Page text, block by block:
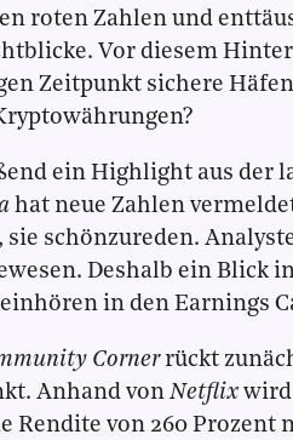
roten Zahlen und
Vor diesem
Zeitpunkt sichere
ein Highlight aus der
hat neue Zahlen
sie schönzureden.
Deshalb ein Blick
in den Earnings
Cornerrückt
Anhand von Netflix wird
Rendite von 260 Prozent